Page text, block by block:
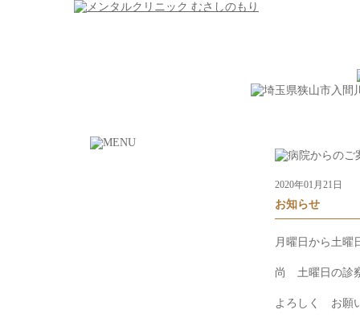
2020年01月21日
お知らせ
月曜日から土曜
尚 土曜日の診
よろしく お願